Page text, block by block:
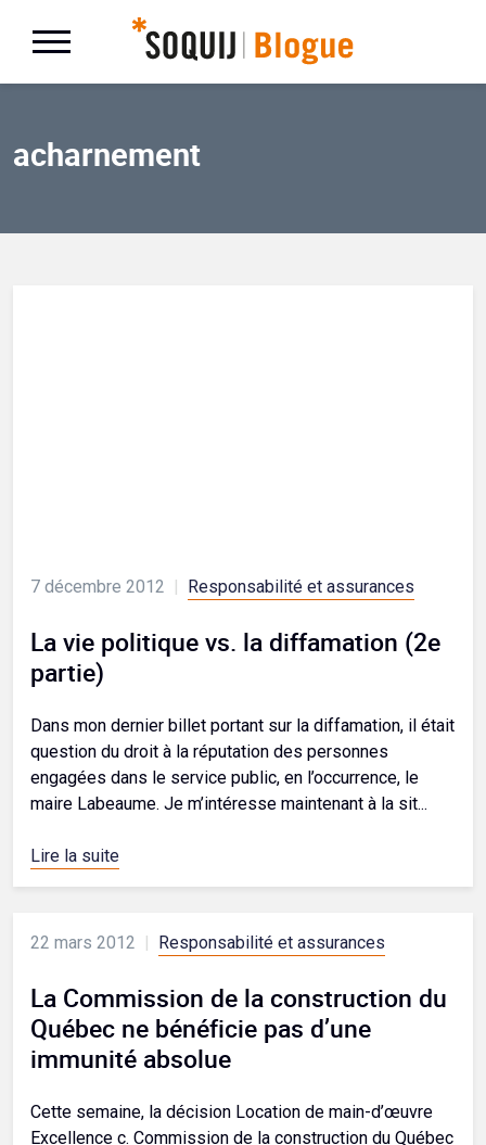
acharnement
7 décembre 2012 Responsabilité et assurances
La vie politique vs. la diffamation (2e
partie)
Dans mon dernier billet portant sur la diffamation, il était
question du droit à la réputation des personnes
engagées dans le service public, en l’occurrence, le
maire Labeaume. Je m’intéresse maintenant à la sit...
Lire la suite
22 mars 2012 Responsabilité et assurances
La Commission de la construction du
Québec ne bénéficie pas d’une
immunité absolue
Cette semaine, la décision Location de main-d’œuvre
Excellence c. Commission de la construction du Québec